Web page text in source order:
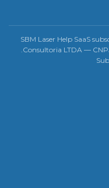
SBM Laser Help SaaS
Consultoria LTDA —